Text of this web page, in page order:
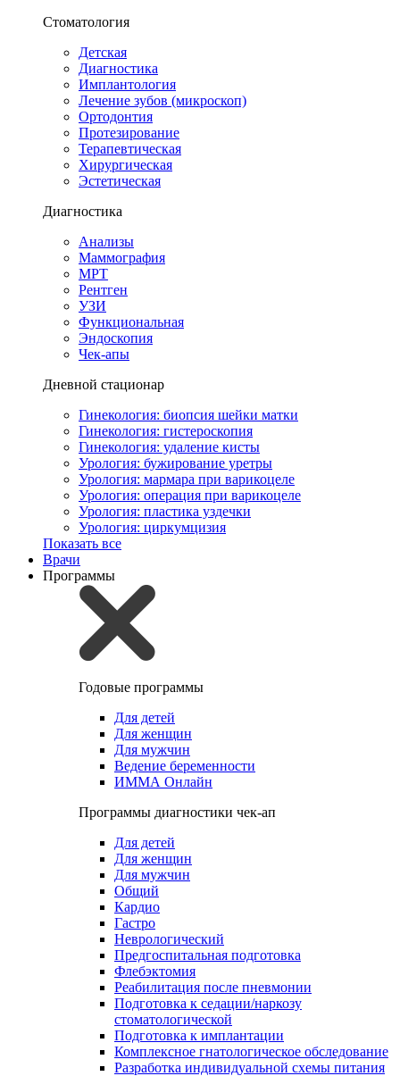
Стоматология
Детская
Диагностика
Имплантология
Лечение зубов (микроскоп)
Ортодонтия
Протезирование
Терапевтическая
Хирургическая
Эстетическая
Диагностика
Анализы
Маммография
МРТ
Рентген
УЗИ
Функциональная
Эндоскопия
Чек-апы
Дневной стационар
Гинекология: биопсия шейки матки
Гинекология: гистероскопия
Гинекология: удаление кисты
Урология: бужирование уретры
Урология: мармара при варикоцеле
Урология: операция при варикоцеле
Урология: пластика уздечки
Урология: циркумцизия
Показать все
Врачи
Программы
Годовые программы
Для детей
Для женщин
Для мужчин
Ведение беременности
ИММА Онлайн
Программы диагностики чек-ап
Для детей
Для женщин
Для мужчин
Общий
Кардио
Гастро
Неврологический
Предгоспитальная подготовка
Флебэктомия
Реабилитация после пневмонии
Подготовка к седации/наркозу
стоматологической
Подготовка к имплантации
Комплексное гнатологическое обследование
Разработка индивидуальной схемы питания